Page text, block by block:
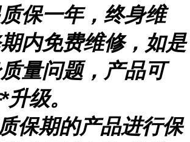
保一年，终身维
内免费维修，如是
量问题，产品可
*升级。
保期的产品进行保